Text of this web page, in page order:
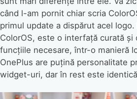
când l-am pornit chiar scria
primul update a dispărut acel
ColorOS, este o interfață curată și
funcțiile necesare, într-o manieră
OnePlus are puțină personalitate
widget-uri, dar în rest este